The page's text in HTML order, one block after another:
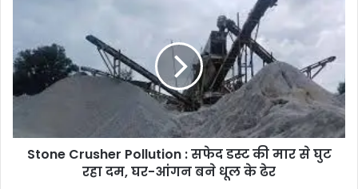
कप्तान
सफेद
से
Stone Crusher Pollution : सफेद डस्ट की मार से घुट
रहा दम, घर-आंगन बने धूल के ढेर